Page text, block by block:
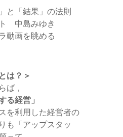
と「結果」の法則
中島みゆき
画を眺める
は？＞
ば，
る経営」
を利用した経営者の
も「アップスタッ